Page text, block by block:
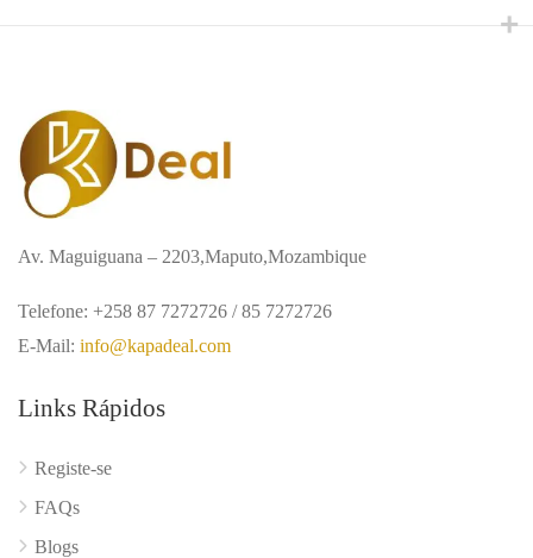
Av. Maguiguana – 2203,Maputo,Mozambique
Telefone: +258 87 7272726 / 85 7272726
E-Mail: info@kapadeal.com
Links Rápidos
Registe-se
FAQs
Blogs